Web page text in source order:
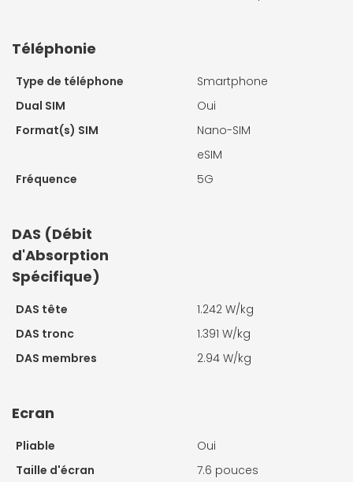
Téléphonie
Type de téléphone
Smartphone
Dual SIM
Oui
Format(s) SIM
Nano-SIM
eSIM
Fréquence
5G
DAS (Débit
d'Absorption
Spécifique)
DAS tête
1.242 W/kg
DAS tronc
1.391 W/kg
DAS membres
2.94 W/kg
Ecran
Pliable
Oui
Taille d'écran
7.6 pouces